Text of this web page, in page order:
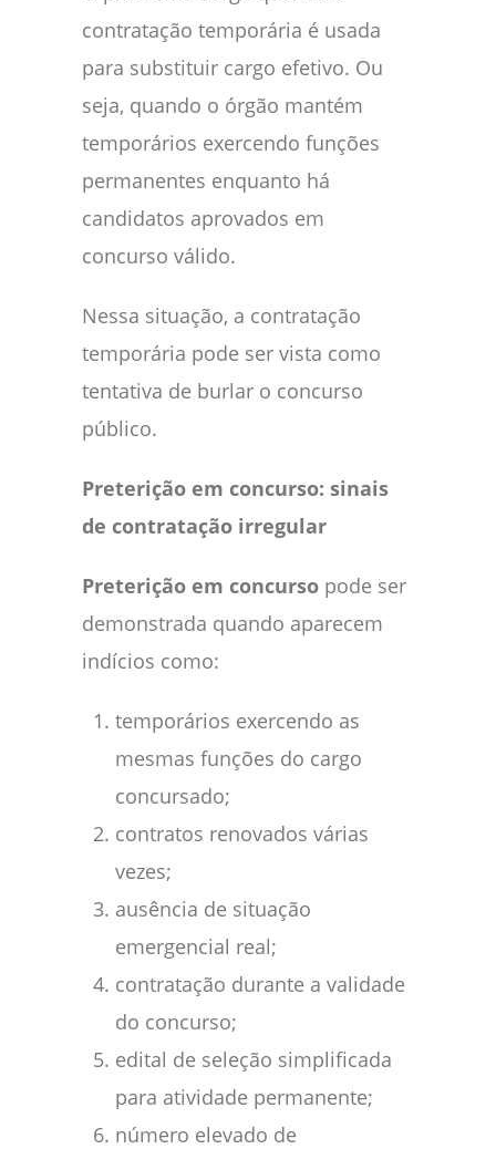
contratação temporária é usada
para substituir cargo efetivo. Ou
seja, quando o órgão mantém
temporários exercendo funções
permanentes enquanto há
candidatos aprovados em
concurso válido.
Nessa situação, a contratação
temporária pode ser vista como
tentativa de burlar o concurso
público.
Preterição em concurso: sinais
de contratação irregular
Preterição em concurso pode ser
demonstrada quando aparecem
indícios como:
temporários exercendo as
mesmas funções do cargo
concursado;
contratos renovados várias
vezes;
ausência de situação
emergencial real;
contratação durante a validade
do concurso;
edital de seleção simplificada
para atividade permanente;
número elevado de